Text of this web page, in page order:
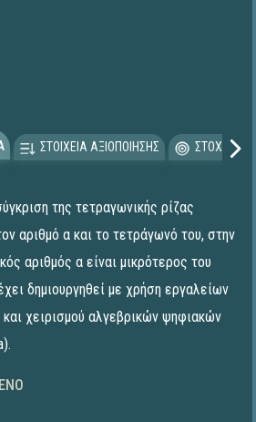
ΣΤΟΙΧΕΙΑ ΑΞΙΟΠΟΙΗΣΗΣ
της τετραγωνικής ρίζας
αριθμό α και το τετράγωνό του, στην
αριθμός α είναι μικρότερος του
δημιουργηθεί με χρήση εργαλείων
χειρισμού αλγεβρικών ψηφιακών